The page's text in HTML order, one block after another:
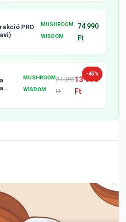
PRO
MUSHROOM
WISDOM
74 990
Ft
-45%
MUSHROOM
WISDOM
24 990
Ft
13 990
Ft